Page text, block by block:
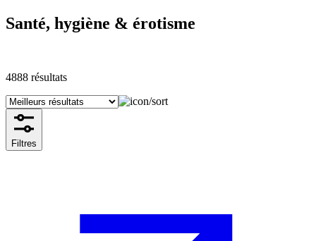
Santé, hygiène & érotisme
4888 résultats
Filtres